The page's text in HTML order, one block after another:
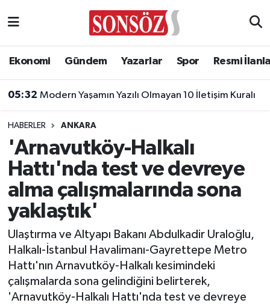
Ekonomi Gündem Yazarlar Spor Resmi
05:32 Modern Yaşamın Yazılı Olmayan 10 İletişim Kuralı
HABERLER ANKARA
'Arnavutköy-Halkalı
Hattı'nda test ve devreye
alma çalışmalarında sona
yaklaştık'
Ulaştırma ve Altyapı Bakanı Abdulkadir Uraloğlu,
Halkalı-İstanbul Havalimanı-Gayrettepe Metro
Hattı'nın Arnavutköy-Halkalı kesimindeki
çalışmalarda sona gelindiğini belirterek,
'Arnavutköy-Halkalı Hattı'nda test ve devreye
Asayiş
Çevre
Diğer
Eğitim
Ekonomi
Ankara Nöbetçi Eczaneler
Ankara Trafik Yoğunluk Haritası
Süper Lig Puan Durumu ve Fikstür
Tüm Manşetler
Son Dakika Haberleri
Haber Arşivi